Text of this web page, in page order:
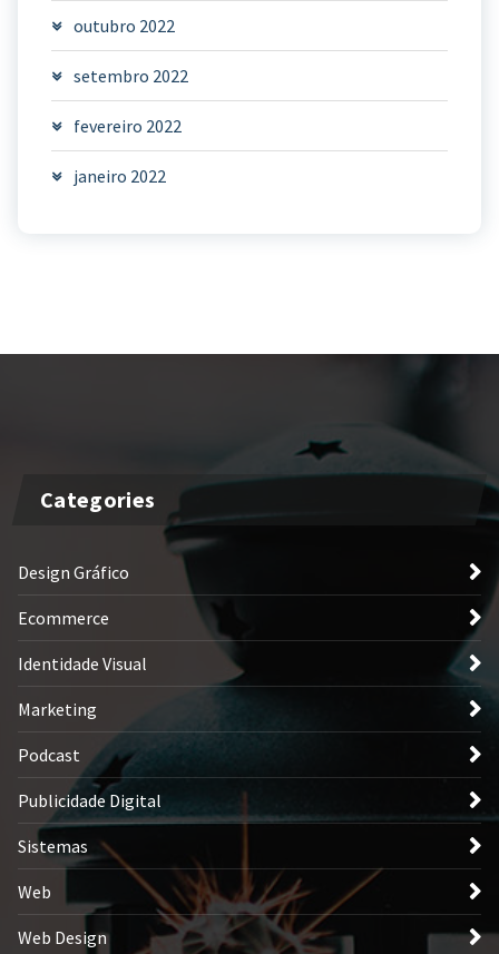
outubro 2022
setembro 2022
fevereiro 2022
janeiro 2022
Categories
Design Gráfico
Ecommerce
Identidade Visual
Marketing
Podcast
Publicidade Digital
Sistemas
Web
Web Design